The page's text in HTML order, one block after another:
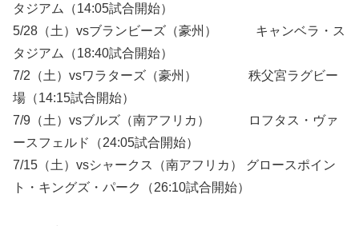
タジアム（14:05試合開始）
5/28（土）vsブランビーズ（豪州） キャンベラ・ス
タジアム（18:40試合開始）
7/2（土）vsワラターズ（豪州） 秩父宮ラグビー
場（14:15試合開始）
7/9（土）vsブルズ（南アフリカ） ロフタス・ヴァ
ースフェルド（24:05試合開始）
7/15（土）vsシャークス（南アフリカ） グロースポイン
ト・キングズ・パーク（26:10試合開始）